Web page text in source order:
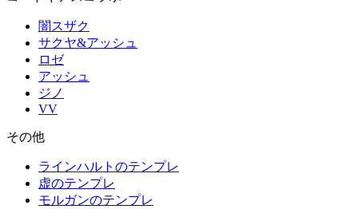
闇スザク
サクヤ&アッシュ
ロゼ
アッシュ
ジノ
VV
その他
ラインハルトのテンプレ
虚のテンプレ
モルガンのテンプレ